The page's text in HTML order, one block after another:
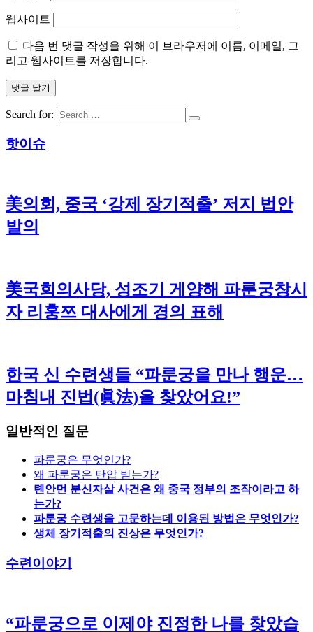
웹사이트
다음 번 댓글 작성을 위해 이 브라우저에 이름, 이메일, 그
리고 웹사이트를 저장합니다.
Search for:
핫이슈
美의회, 중국 ‘강제 장기적출’ 저지 법안
발의
美국회의사당, 성조기 게양해 파룬궁창시
자 리훙쯔 대사에게 경의 표해
한국 신 수련생들 “파룬궁을 만나 행운…
마침내 진법(眞法)을 찾았어요!”
일반적인 질문
파룬궁은 무엇인가?
왜 파룬궁은 탄압 받는가?
톈안먼 분신자살 사건은 왜 중국 정부의 조작이라고 하
는가?
파룬궁 수련생을 고문하는데 이용된 방법은 무엇인가?
생체 장기적출의 진상은 무엇인가?
수련이야기
“파룬궁으로 이제야 진정한 나를 찾았습